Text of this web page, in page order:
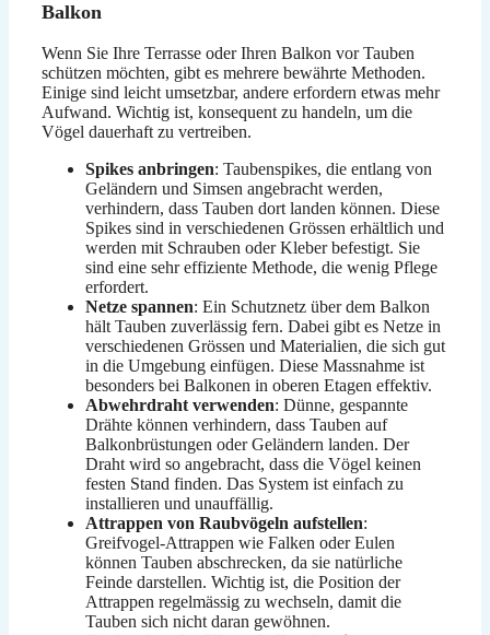
Balkon
Wenn Sie Ihre Terrasse oder Ihren Balkon vor Tauben
schützen möchten, gibt es mehrere bewährte Methoden.
Einige sind leicht umsetzbar, andere erfordern etwas mehr
Aufwand. Wichtig ist, konsequent zu handeln, um die
Vögel dauerhaft zu vertreiben.
Spikes anbringen: Taubenspikes, die entlang von
Geländern und Simsen angebracht werden,
verhindern, dass Tauben dort landen können. Diese
Spikes sind in verschiedenen Grössen erhältlich und
werden mit Schrauben oder Kleber befestigt. Sie
sind eine sehr effiziente Methode, die wenig Pflege
erfordert.
Netze spannen: Ein Schutznetz über dem Balkon
hält Tauben zuverlässig fern. Dabei gibt es Netze in
verschiedenen Grössen und Materialien, die sich gut
in die Umgebung einfügen. Diese Massnahme ist
besonders bei Balkonen in oberen Etagen effektiv.
Abwehrdraht verwenden: Dünne, gespannte
Drähte können verhindern, dass Tauben auf
Balkonbrüstungen oder Geländern landen. Der
Draht wird so angebracht, dass die Vögel keinen
festen Stand finden. Das System ist einfach zu
installieren und unauffällig.
Attrappen von Raubvögeln aufstellen:
Greifvogel-Attrappen wie Falken oder Eulen
können Tauben abschrecken, da sie natürliche
Feinde darstellen. Wichtig ist, die Position der
Attrappen regelmässig zu wechseln, damit die
Tauben sich nicht daran gewöhnen.